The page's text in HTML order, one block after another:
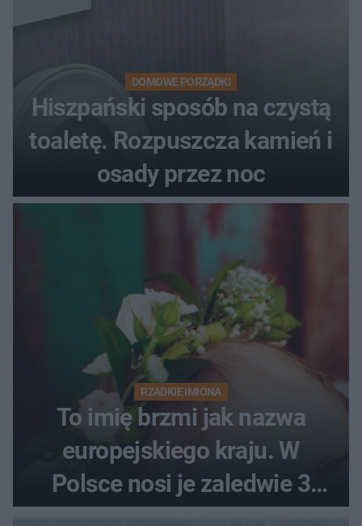
DOMOWE PORZĄDKI
Hiszpański sposób na czystą
toaletę. Rozpuszcza kamień i
osady przez noc
RZADKIE IMIONA
To imię brzmi jak nazwa
europejskiego kraju. W
Polsce nosi je zaledwie 3